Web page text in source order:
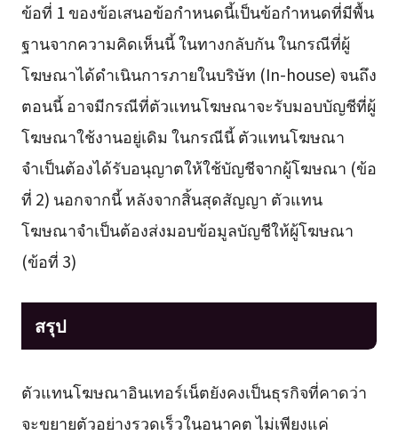
ข้อที่ 1 ของข้อเสนอข้อกำหนดนี้เป็นข้อกำหนดที่มีพื้น
ฐานจากความคิดเห็นนี้ ในทางกลับกัน ในกรณีที่ผู้
โฆษณาได้ดำเนินการภายในบริษัท (In-house) จนถึง
ตอนนี้ อาจมีกรณีที่ตัวแทนโฆษณาจะรับมอบบัญชีที่ผู้
โฆษณาใช้งานอยู่เดิม ในกรณีนี้ ตัวแทนโฆษณา
จำเป็นต้องได้รับอนุญาตให้ใช้บัญชีจากผู้โฆษณา (ข้อ
ที่ 2) นอกจากนี้ หลังจากสิ้นสุดสัญญา ตัวแทน
โฆษณาจำเป็นต้องส่งมอบข้อมูลบัญชีให้ผู้โฆษณา
(ข้อที่ 3)
สรุป
ตัวแทนโฆษณาอินเทอร์เน็ตยังคงเป็นธุรกิจที่คาดว่า
จะขยายตัวอย่างรวดเร็วในอนาคต ไม่เพียงแค่